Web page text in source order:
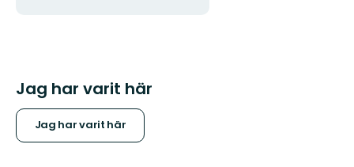
Jag har varit här
Jag har varit här